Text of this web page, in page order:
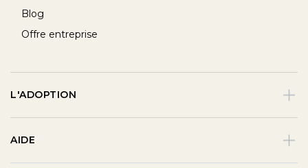
Blog
Offre entreprise
L'ADOPTION
AIDE